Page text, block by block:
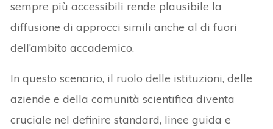
sempre più accessibili rende plausibile la
diffusione di approcci simili anche al di fuori
dell’ambito accademico.
In questo scenario, il ruolo delle istituzioni, delle
aziende e della comunità scientifica diventa
cruciale nel definire standard, linee guida e